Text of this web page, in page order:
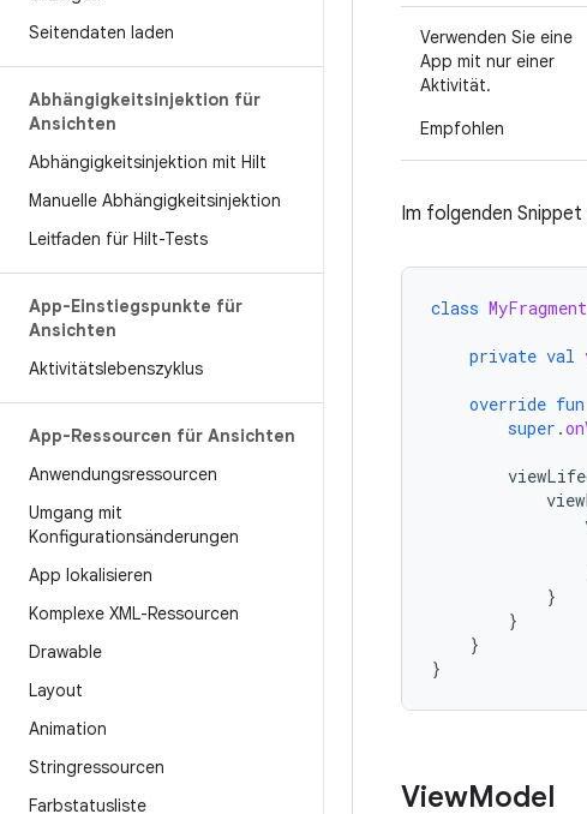
Seitendaten laden
Abhängigkeitsinjektion für
Ansichten
Abhängigkeitsinjektion mit Hilt
Manuelle Abhängigkeitsinjektion
Leitfaden für Hilt-Tests
App-Einstiegspunkte für
Ansichten
Aktivitätslebenszyklus
App-Ressourcen für Ansichten
Anwendungsressourcen
Umgang mit
Konfigurationsänderungen
App lokalisieren
Komplexe XML-Ressourcen
Drawable
Layout
Animation
Stringressourcen
Farbstatusliste
Verwenden Sie eine
App mit nur einer
Aktivität.
Empfohlen
Im folgenden
class MyFragment
private val
override fun
super .
}
}
}
}
ViewModel